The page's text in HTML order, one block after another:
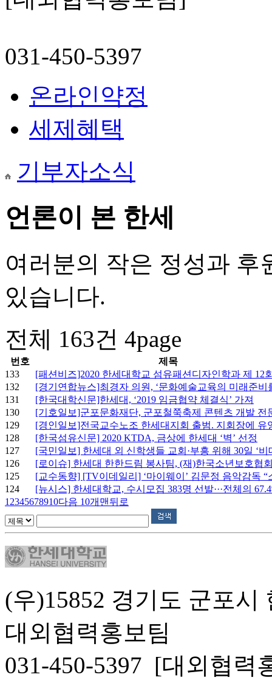
031-450-5397
온라인약정
세제혜택
기부자소식
언론이 본 한세
여러분의 작은 정성과 후
있습니다.
전체 163건 4page
번호
제목
133
[패션비즈]2020 한세대학교 섬유패션디자인학과 제 12
132
[경기연합뉴스]최경자 의원, ‘문화예술교육의 미래준비
131
[한국대학신문]한세대, ‘2019 임금협약 체결식’ 가져
130
[기호일보]군포문화재단, 군포철쭉축제 콘텐츠 개발 전
129
[경인일보]전국교수노조 한세대지회 출범. 지회장에 유
128
[한국섬유신문] 2020 KTDA, 금상에 한세대 ‘벽’ 선정
127
[국민일보] 한세대 외 신학생들 교회·부흥 위해 30일 ‘비
126
[로이슈] 한세대 한한드림 봉사팀, (재)한국소년보호협
125
[교수동향] [TV이데일리] ‘마이웨이’ 김문정 음악감독 “
124
[뉴시스] 한세대학교, 수시모집 383명 선발···전체의
1 2345678910다음 10개 맨뒤로
(우)15852 경기도 군포시
대외협력홍보팀
031-450-5397 [대외협력